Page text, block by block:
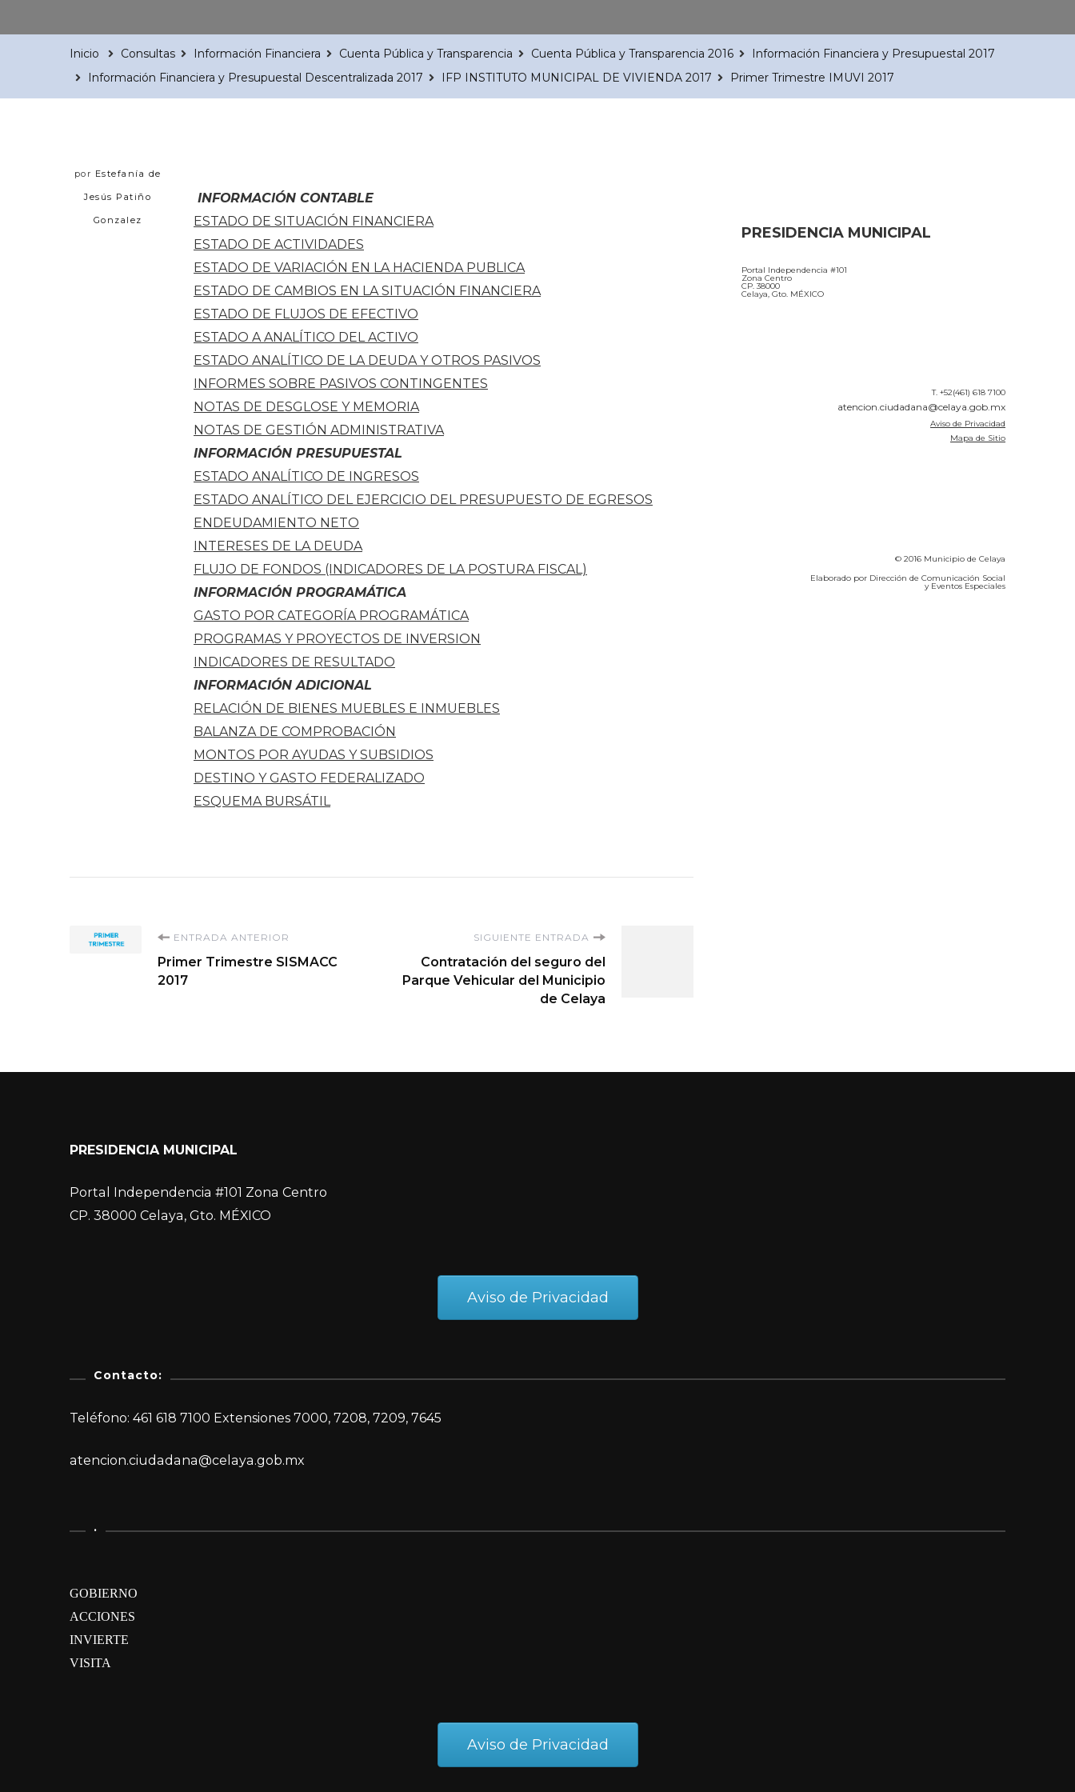
Inicio Consultas Información Financiera Cuenta Pública y Transparencia Cuenta Pública y Transparencia 2016
Información Financiera y Presupuestal 2017
Información Financiera y Presupuestal Descentralizada 2017
IFP INSTITUTO MUNICIPAL DE VIVIENDA 2017 Primer Trimestre IMUVI 2017
por Estefanía de
Jesús Patiño
Gonzalez
INFORMACIÓN CONTABLE
ESTADO DE SITUACIÓN FINANCIERA
ESTADO DE ACTIVIDADES
ESTADO DE VARIACIÓN EN LA HACIENDA PUBLICA
ESTADO DE CAMBIOS EN LA SITUACIÓN FINANCIERA
ESTADO DE FLUJOS DE EFECTIVO
ESTADO A ANALÍTICO DEL ACTIVO
ESTADO ANALÍTICO DE LA DEUDA Y OTROS PASIVOS
INFORMES SOBRE PASIVOS CONTINGENTES
NOTAS DE DESGLOSE Y MEMORIA
NOTAS DE GESTIÓN ADMINISTRATIVA
INFORMACIÓN PRESUPUESTAL
ESTADO ANALÍTICO DE INGRESOS
ESTADO ANALÍTICO DEL EJERCICIO DEL PRESUPUESTO DE EGRESOS
ENDEUDAMIENTO NETO
INTERESES DE LA DEUDA
FLUJO DE FONDOS (INDICADORES DE LA POSTURA FISCAL)
INFORMACIÓN PROGRAMÁTICA
GASTO POR CATEGORÍA PROGRAMÁTICA
PROGRAMAS Y PROYECTOS DE INVERSION
INDICADORES DE RESULTADO
INFORMACIÓN ADICIONAL
RELACIÓN DE BIENES MUEBLES E INMUEBLES
BALANZA DE COMPROBACIÓN
MONTOS POR AYUDAS Y SUBSIDIOS
DESTINO Y GASTO FEDERALIZADO
ESQUEMA BURSÁTIL
Navegación
ENTRADA ANTERIOR
Primer Trimestre SISMACC
2017
SIGUIENTE ENTRADA
Contratación del seguro del
Parque Vehicular del Municipio
de Celaya
PRESIDENCIA MUNICIPAL
Portal Independencia #101
Zona Centro
CP. 38000
Celaya, Gto. MÉXICO
T. +52(461) 618 7100
atencion.ciudadana@celaya.gob.mx
Aviso de Privacidad
Mapa de Sitio
© 2016 Municipio de Celaya
Elaborado por Dirección de Comunicación Social
y Eventos Especiales
PRESIDENCIA MUNICIPAL
Portal Independencia #101 Zona Centro
CP. 38000 Celaya, Gto. MÉXICO
Aviso de Privacidad
Contacto:
Teléfono: 461 618 7100 Extensiones 7000, 7208, 7209, 7645
atencion.ciudadana@celaya.gob.mx
.
GOBIERNO
ACCIONES
INVIERTE
VISITA
Aviso de Privacidad